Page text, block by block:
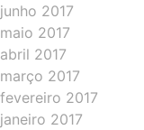
junho 2017
maio 2017
abril 2017
março 2017
fevereiro 2017
janeiro 2017